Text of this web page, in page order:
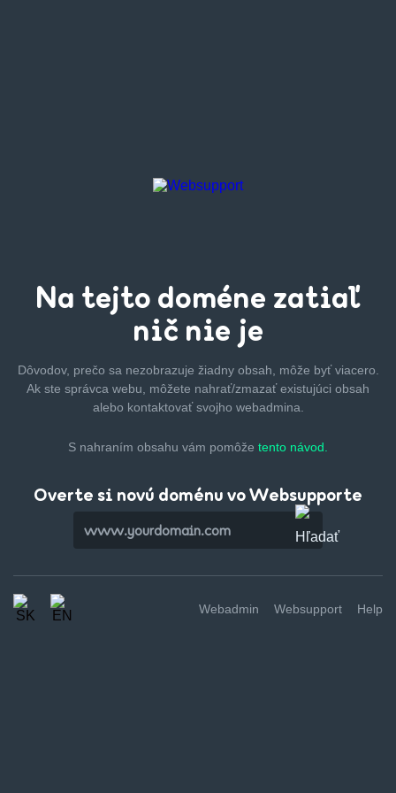
Na tejto doméne zatiaľ
nič nie je
Dôvodov, prečo sa nezobrazuje žiadny obsah, môže byťviacero.
Ak ste správca webu, môžete nahrať/zmazaťexistujúci obsah
alebo kontaktovať svojho webadmina.
S nahraním obsahu vám pomôže tento návod.
Overte si novú doménu vo Websupporte
Webadmin Websupport Help